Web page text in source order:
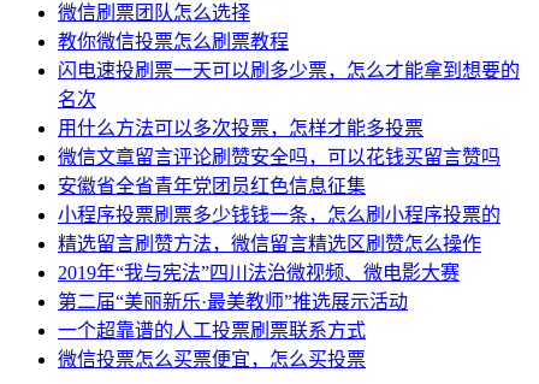
微信刷票团队怎么选择
教你微信投票怎么刷票教程
闪电速投刷票一天可以刷多少票，怎么才能拿到想要的
名次
用什么方法可以多次投票，怎样才能多投票
微信文章留言评论刷赞安全吗，可以花钱买留言赞吗
安徽省全省青年党团员红色信息征集
小程序投票刷票多少钱钱一条，怎么刷小程序投票的
精选留言刷赞方法，微信留言精选区刷赞怎么操作
2019年“我与宪法”四川法治微视频、微电影大赛
第二届“美丽新乐·最美教师”推选展示活动
一个超靠谱的人工投票刷票联系方式
微信投票怎么买票便宜，怎么买投票